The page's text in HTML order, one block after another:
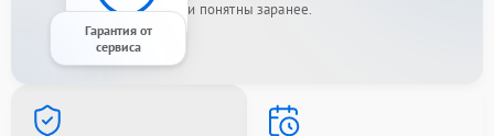
Гарантия от
сервиса
и понятны заранее.